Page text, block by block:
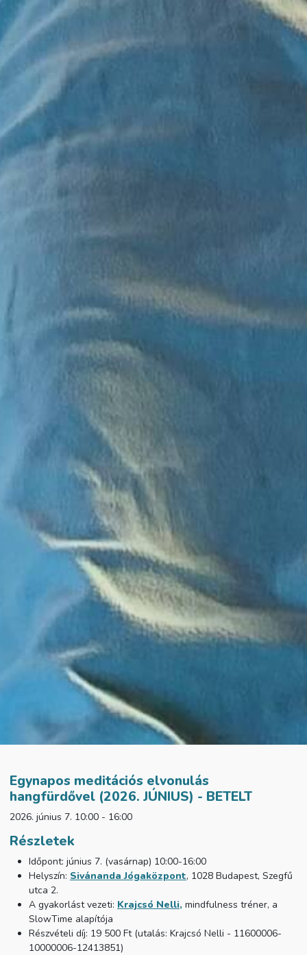
Egynapos meditációs elvonulás
hangfürdővel (2026. JÚNIUS) - BETELT
2026. június 7. 10:00 - 16:00
Részletek
Időpont: június 7. (vasárnap) 10:00-16:00
Helyszín: Sivánanda Jógaközpont, 1028 Budapest, Szegfű
utca 2.
A gyakorlást vezeti: Krajcsó Nelli, mindfulness tréner, a
SlowTime alapítója
Részvételi díj: 19 500 Ft (utalás: Krajcsó Nelli - 11600006-
10000006-12413851)